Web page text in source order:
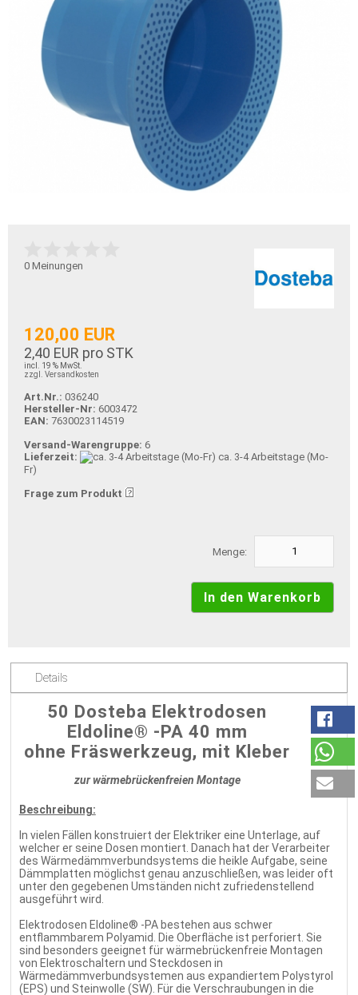
0 Meinungen
120,00 EUR
2,40 EUR pro STK
incl. 19 % MwSt.
zzgl. Versandkosten
Art.Nr.: 036240
Hersteller-Nr: 6003472
EAN: 7630023114519
Versand-Warengruppe: 6
Lieferzeit:
ca. 3-4 Arbeitstage (Mo-
Fr)
Frage zum Produkt
Menge:
Details
50 Dosteba Elektrodosen
Eldoline® -PA 40 mm
ohne Fräswerkzeug, mit Kleber
zur wärmebrückenfreien Montage
Beschreibung:
In vielen Fällen konstruiert der Elektriker eine Unterlage, auf
welcher er seine Dosen montiert. Danach hat der Verarbeiter
des Wärmedämmverbundsystems die heikle Aufgabe, seine
Dämmplatten möglichst genau anzuschließen, was leider oft
unter den gegebenen Umständen nicht zufriedenstellend
ausgeführt wird.
Elektrodosen Eldoline® -PA bestehen aus schwer
entflammbarem Polyamid. Die Oberfläche ist perforiert. Sie
sind besonders geeignet für wärmebrückenfreie Montagen
von Elektroschaltern und Steckdosen in
Wärmedämmverbundsystemen aus expandiertem Polystyrol
(EPS) und Steinwolle (SW). Für die Verschraubungen in die